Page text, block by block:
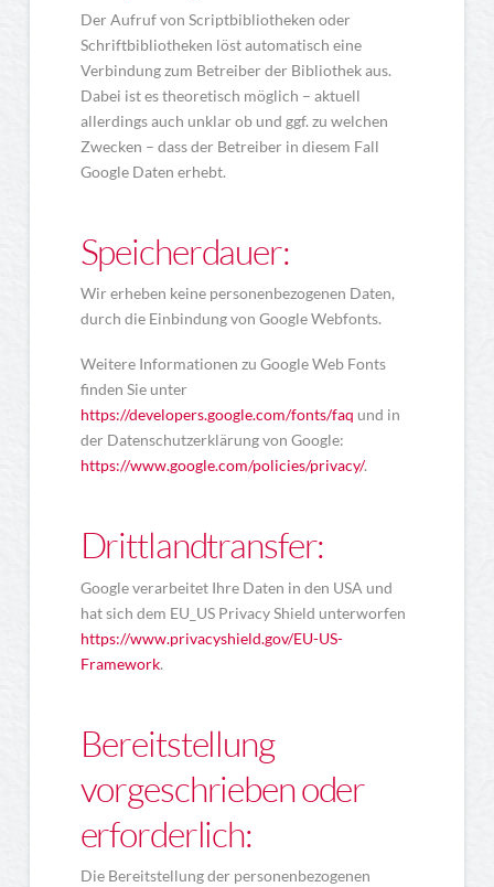
Der Aufruf von Scriptbibliotheken oder
Schriftbibliotheken löst automatisch eine
Verbindung zum Betreiber der Bibliothek aus.
Dabei ist es theoretisch möglich – aktuell
allerdings auch unklar ob und ggf. zu welchen
Zwecken – dass der Betreiber in diesem Fall
Google Daten erhebt.
Speicherdauer:
Wir erheben keine personenbezogenen Daten,
durch die Einbindung von Google Webfonts.
Weitere Informationen zu Google Web Fonts
finden Sie unter
https://developers.google.com/fonts/faq und in
der Datenschutzerklärung von Google:
https://www.google.com/policies/privacy/.
Drittlandtransfer:
Google verarbeitet Ihre Daten in den USA und
hat sich dem EU_US Privacy Shield unterworfen
https://www.privacyshield.gov/EU-US-
Framework.
Bereitstellung
vorgeschrieben oder
erforderlich:
Die Bereitstellung der personenbezogenen